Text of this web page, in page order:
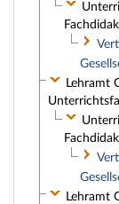
Lehramt
Lehramt